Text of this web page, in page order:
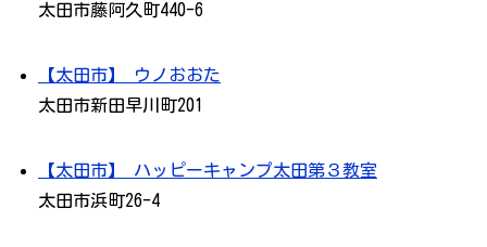
太田市藤阿久町440-6
【太田市】 ウノおおた
太田市新田早川町201
【太田市】 ハッピーキャンプ太田第３教室
太田市浜町26-4